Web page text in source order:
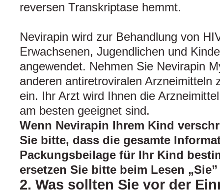
reversen Transkriptase hemmt.
Nevirapin wird zur Behandlung von
Erwachsenen, Jugendlichen und
angewendet. Nehmen Sie Nevirapin
anderen antiretroviralen Arzneimitteln
ein. Ihr Arzt wird Ihnen die
am besten geeignet sind.
Wenn Nevirapin Ihrem Kind
Sie bitte, dass die gesamte
Packungsbeilage für Ihr Kind
ersetzen Sie bitte beim Lesen
2. Was sollten Sie vor der